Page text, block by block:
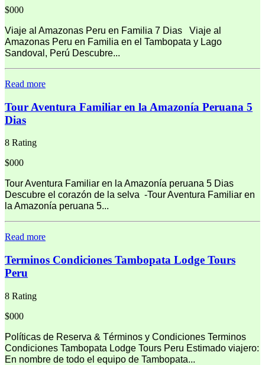
$000
Viaje al Amazonas Peru en Familia 7 Dias Viaje al
Amazonas Peru en Familia en el Tambopata y Lago
Sandoval, Perú Descubre...
Read more
Tour Aventura Familiar en la Amazonía Peruana 5
Dias
8 Rating
$000
Tour Aventura Familiar en la Amazonía peruana 5 Dias
Descubre el corazón de la selva -Tour Aventura Familiar en
la Amazonía peruana 5...
Read more
Terminos Condiciones Tambopata Lodge Tours
Peru
8 Rating
$000
Políticas de Reserva & Términos y Condiciones Terminos
Condiciones Tambopata Lodge Tours Peru Estimado viajero:
En nombre de todo el equipo de Tambopata...